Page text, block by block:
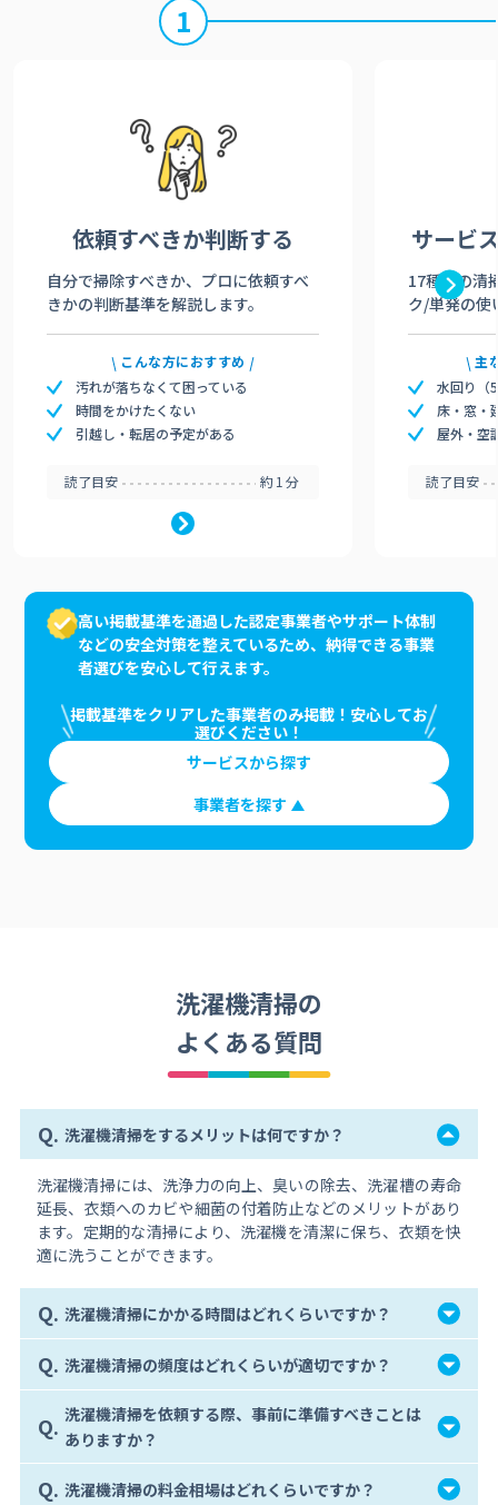
1
依頼すべきか判断する
自分で掃除すべきか、プロに依頼すべ
きかの判断基準を解説します。
こんな方におすすめ
汚れが落ちなくて困っている
時間をかけたくない
引越し・転居の予定がある
読了目安 約1分
サービ
17種類の清
ク/単発の使
主
水回り（
床・窓・
屋外・空
読了目安
高い掲載基準を通過した認定事業者やサポート体制
などの安全対策を整えているため、納得できる事業
者選びを安心して行えます。
掲載基準をクリアした事業者のみ掲載！安心してお
選びください！
サービスから探す
事業者を探す
洗濯機清掃の
よくある質問
Q. 洗濯機清掃をするメリットは何ですか？
洗濯機清掃には、洗浄力の向上、臭いの除去、洗濯槽の寿命
延長、衣類へのカビや細菌の付着防止などのメリットがあり
ます。定期的な清掃により、洗濯機を清潔に保ち、衣類を快
適に洗うことができます。
Q. 洗濯機清掃にかかる時間はどれくらいですか？
Q. 洗濯機清掃の頻度はどれくらいが適切ですか？
Q. 洗濯機清掃を依頼する際、事前に準備すべきことは
ありますか？
Q. 洗濯機清掃の料金相場はどれくらいですか？